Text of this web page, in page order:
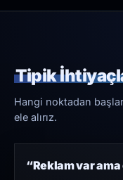
Tipik
Hangi noktadan
ele alırız.
“Reklam var